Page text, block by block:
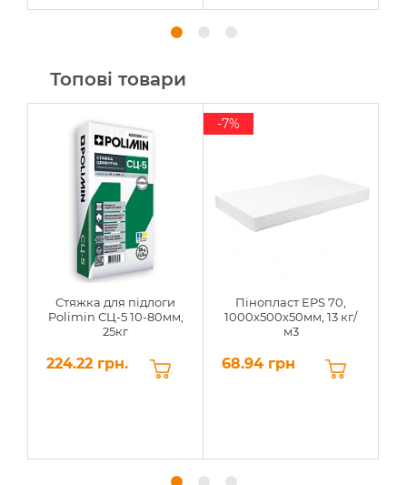
Топові товари
Стяжка для підлоги
Polimin СЦ-5 10-80мм,
25кг
224.22 грн.
Пінопласт EPS 70,
1000х500х50мм, 13 кг/
м3
68.94 грн
-7%